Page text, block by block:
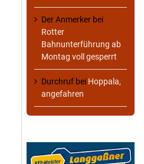
Der Anmerker bei
Rotter
Bahnunterführung ab
Montag voll gesperrt
Durchruf bei Hoppala,
angefahren